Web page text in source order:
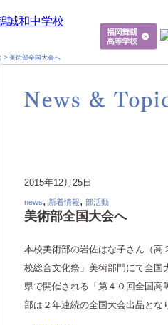
> 美術部全国大会へ
2015年12月25日
news, 新着情報, 部活動
美術部全国大会へ
本校美術部の岩佐はな子さん（高
校総合文化祭」美術部門にて全国
県で開催される「第４０回全国
部は２年連続の全国大会出品とな